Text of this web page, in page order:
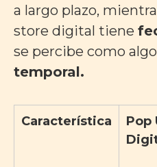
a largo plazo,
store digital tiene
se percibe como algo
temporal.
Característica
Pop